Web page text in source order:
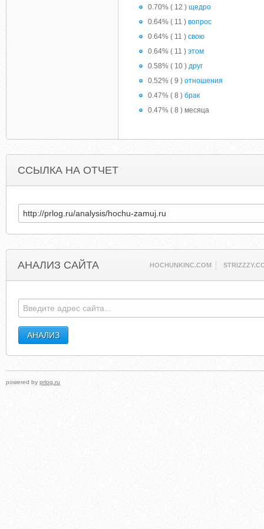
0.70% ( 12 ) щедро
0.64% ( 11 ) вопрос
0.64% ( 11 ) свою
0.64% ( 11 ) этом
0.58% ( 10 ) друг
0.52% ( 9 ) отношения
0.47% ( 8 ) брак
0.47% ( 8 ) месяца
ССЫЛКА НА ОТЧЕТ
АНАЛИЗ САЙТА HOCHUNKINC.COM
powered by prlog.ru